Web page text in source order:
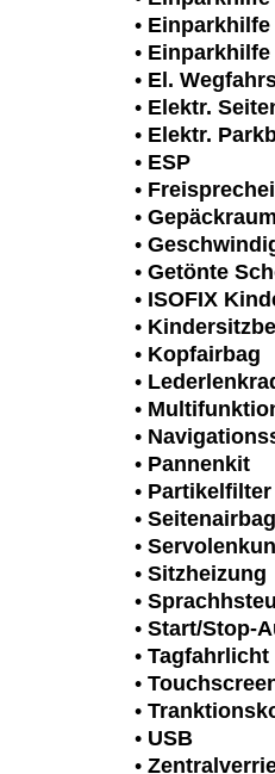
•
•
• El.
• Elektr.
• Elektr.
• ESP
•
•
•
• Getönte
• ISOFIX
•
• Kopfairbag
•
•
•
• Pannenkit
• Partikelfilter
• Seitenairbag
•
• Sitzheizung
•
• Start/Stop-
• Tagfahrlicht
•
•
• USB
•